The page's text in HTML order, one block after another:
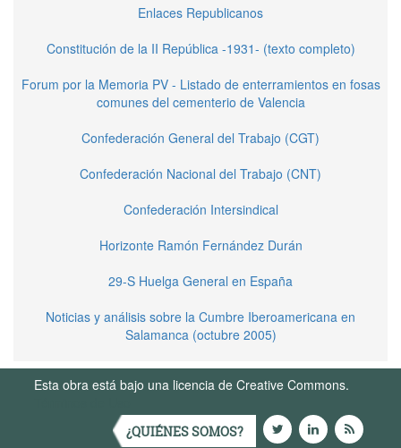
Enlaces Republicanos
Constitución de la II República -1931- (texto completo)
Forum por la Memoria PV - Listado de enterramientos en fosas
comunes del cementerio de Valencia
Confederación General del Trabajo (CGT)
Confederación Nacional del Trabajo (CNT)
Confederación Intersindical
Horizonte Ramón Fernández Durán
29-S Huelga General en España
Noticias y análisis sobre la Cumbre Iberoamericana en
Salamanca (octubre 2005)
Esta obra está bajo una licencia de Creative Commons.
¿QUIÉNES SOMOS?